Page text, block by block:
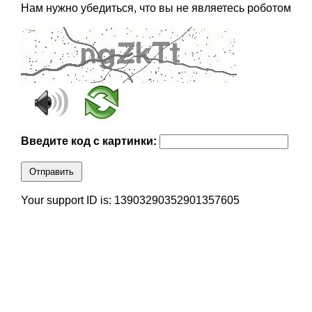
Нам нужно убедиться, что вы не являетесь роботом
Введите код с картинки:
Отправить
Your support ID is: 13903290352901357605